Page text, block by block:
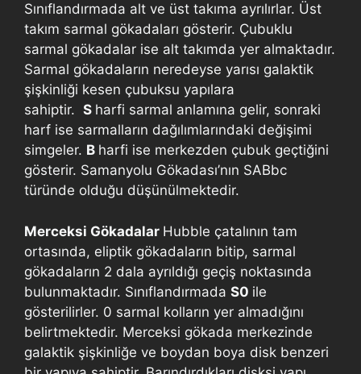
Sınıflandırmada alt ve üst takıma ayrılırlar. Üst
takım sarmal gökadaları gösterir. Çubuklu
sarmal gökadalar ise alt takımda yer almaktadır.
Sarmal gökadaların neredeyse yarısı galaktik
şişkinliği kesen çubuksu yapılara
sahiptir. S harfi sarmal anlamına gelir, sonraki
harf ise sarmalların dağılımlarındaki değişimi
simgeler. B harfi ise merkezden çubuk geçtiğini
gösterir. Samanyolu Gökadası’nın SABbc
türünde olduğu düşünülmektedir.
Merceksi Gökadalar Hubble çatalının tam
ortasında, eliptik gökadaların bitip, sarmal
gökadaların 2 dala ayrıldığı geçiş noktasında
bulunmaktadır. Sınıflandırmada S0 ile
gösterilirler. 0 sarmal kolların yer almadığını
belirtmektedir. Merceksi gökada merkezinde
galaktik şişkinliğe ve boydan boya disk benzeri